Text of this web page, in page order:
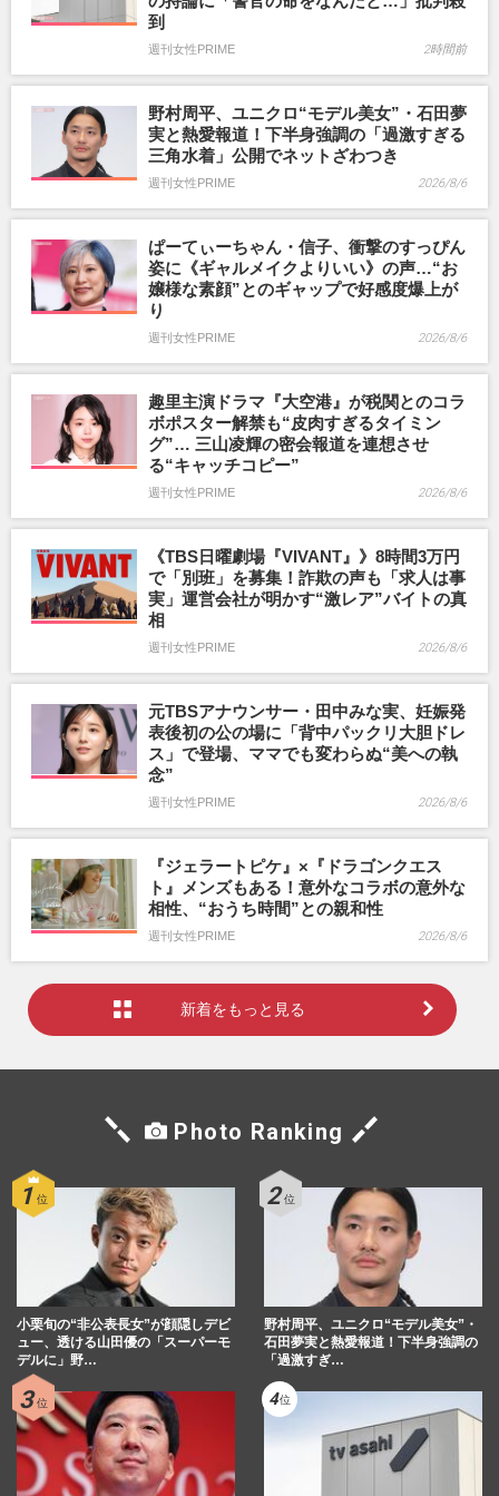
到
週刊女性PRIME 2時間前
野村周平、ユニクロ“モデル美女”・石田夢
実と熱愛報道！下半身強調の「過激すぎる
三角水着」公開でネットざわつき
週刊女性PRIME 2026/8/6
ぱーてぃーちゃん・信子、衝撃のすっぴん
姿に《ギャルメイクよりいい》の声…“お
嬢様な素顔”とのギャップで好感度爆上が
り
週刊女性PRIME 2026/8/6
趣里主演ドラマ『大空港』が税関とのコラ
ボポスター解禁も“皮肉すぎるタイミン
グ”… 三山凌輝の密会報道を連想させ
る“キャッチコピー”
週刊女性PRIME 2026/8/6
《TBS日曜劇場『VIVANT』》8時間3万円
で「別班」を募集！詐欺の声も「求人は事
実」運営会社が明かす“激レア”バイトの真
相
週刊女性PRIME 2026/8/6
元TBSアナウンサー・田中みな実、妊娠発
表後初の公の場に「背中パックリ大胆ドレ
ス」で登場、ママでも変わらぬ“美への執
念”
週刊女性PRIME 2026/8/6
『ジェラートピケ』×『ドラゴンクエス
ト』メンズもある！意外なコラボの意外な
相性、“おうち時間”との親和性
週刊女性PRIME 2026/8/6
新着をもっと見る
Photo Ranking
小栗旬の“非公表長女”が顔隠しデビ
ュー、透ける山田優の「スーパーモ
デルに」野…
野村周平、ユニクロ“モデル美女”・
石田夢実と熱愛報道！下半身強調の
「過激すぎ…